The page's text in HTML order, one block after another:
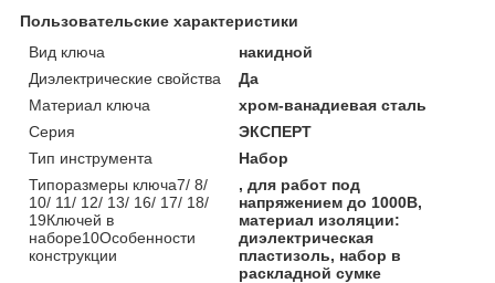
Пользовательские характеристики
Вид ключа
накидной
Диэлектрические свойства
Да
Материал ключа
хром-ванадиевая сталь
Серия
ЭКСПЕРТ
Тип инструмента
Набор
Типоразмеры ключа7/ 8/
10/ 11/ 12/ 13/ 16/ 17/ 18/
19Ключей в
наборе10Особенности
конструкции
, для работ под
напряжением до 1000В,
материал изоляции:
диэлектрическая
пластизоль, набор в
раскладной сумке